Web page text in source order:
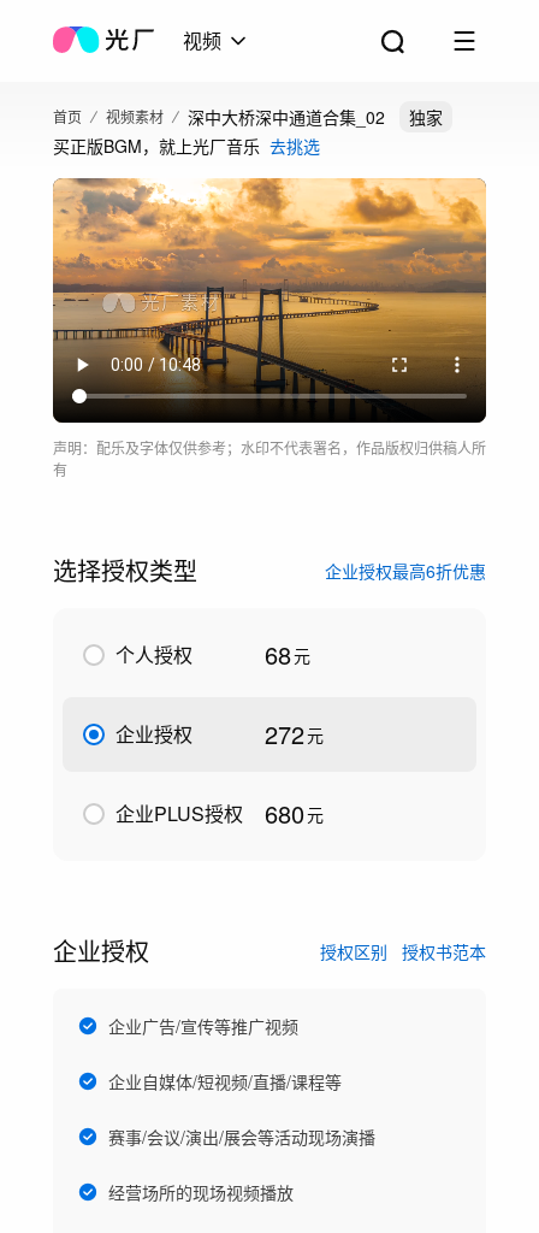
视频
首页 视频素材 深中大桥深中通道合集_02
独家
买正版BGM，就上光厂音乐 去挑选
声明：配乐及字体仅供参考；水印不代表署名，作品版权归供稿人所
有
选择授权类型 企业授权最高6折优惠
个人授权 68元
企业授权 272元
企业PLUS授权 680元
企业授权 授权区别 授权书范本
企业广告/宣传等推广视频
企业自媒体/短视频/直播/课程等
赛事/会议/演出/展会等活动现场演播
经营场所的现场视频播放